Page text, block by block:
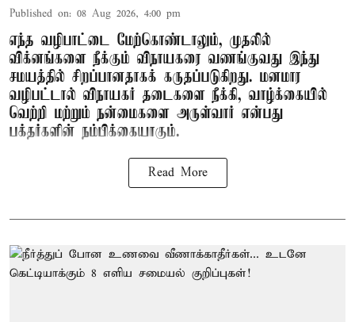
Published on: 08 Aug 2026, 4:00 pm
எந்த வழிபாட்டை மேற்கொண்டாலும், முதலில்
விக்னங்களை நீக்கும் விநாயகரை வணங்குவது இந்து
சமயத்தில் சிறப்பானதாகக் கருதப்படுகிறது. மனமார
வழிபட்டால் விநாயகர் தடைகளை நீக்கி, வாழ்க்கையில்
வெற்றி மற்றும் நன்மைகளை அருள்வார் என்பது
பக்தர்களின் நம்பிக்கையாகும்.
Read More